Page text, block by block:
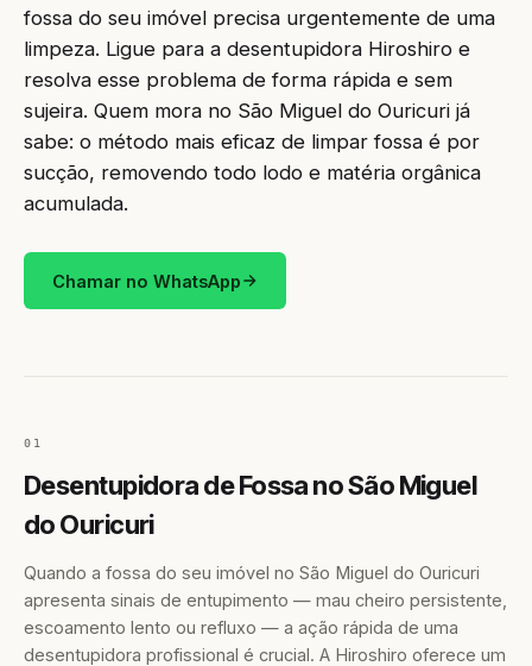
fossa do seu imóvel precisa urgentemente de uma
limpeza. Ligue para a desentupidora Hiroshiro e
resolva esse problema de forma rápida e sem
sujeira. Quem mora no São Miguel do Ouricuri já
sabe: o método mais eficaz de limpar fossa é por
sucção, removendo todo lodo e matéria orgânica
acumulada.
Chamar no WhatsApp
01
Desentupidora de Fossa no São Miguel
do Ouricuri
Quando a fossa do seu imóvel no São Miguel do Ouricuri
apresenta sinais de entupimento — mau cheiro persistente,
escoamento lento ou refluxo — a ação rápida de uma
desentupidora profissional é crucial. A Hiroshiro oferece um